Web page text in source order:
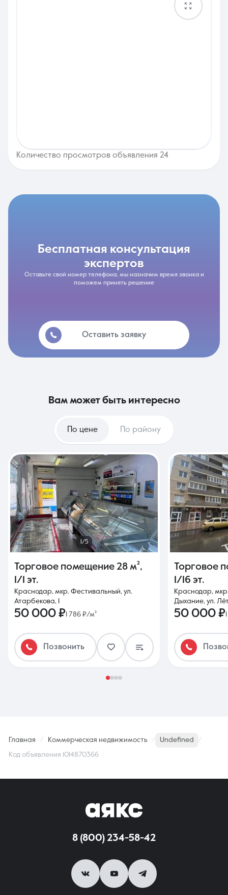
Количество просмотров объявления 24
бесплатная консультация
экспертов
Оставьте свой номер телефона, мы назначим время звонка и
поможем принять решение
Оставить заявку
вам может быть интересно
По цене По району
1/5
Торговое помещение 28 м²,
1/1 эт.
Краснодар, мкр. Фестивальный, ул.
Атарбекова, 1
50 000 ₽1 786 ₽/м²
Позвонить
Торговое
1/16 эт.
Краснодар,
Дыхание, ул.
50 000 ₽
Главная Коммерческая недвижимость Undefined
Код объявления 1014870366
8 (800) 234-58-42